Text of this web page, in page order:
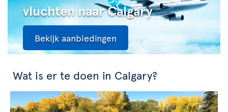
vluchten naar Calgary
Bekijk aanbiedingen
Wat is er te doen in Calgary?